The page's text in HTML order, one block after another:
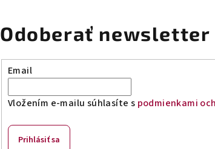
ý
p
i
s
u
Odoberať newsletter
Email
Vložením e-mailu súhlasíte s podmienkami
Prihlásiť sa